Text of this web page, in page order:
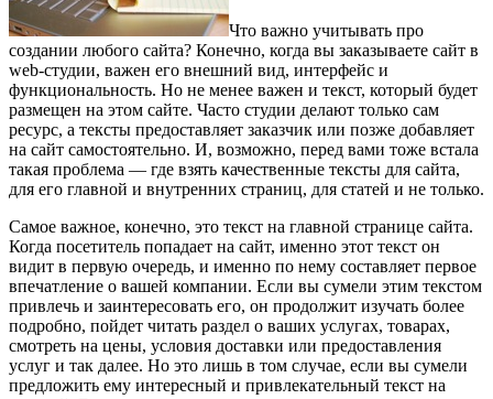
Что важно учитывать про
создании любого сайта? Конечно, когда вы заказываете сайт в
web-студии, важен его внешний вид, интерфейс и
функциональность. Но не менее важен и текст, который будет
размещен на этом сайте. Часто студии делают только сам
ресурс, а тексты предоставляет заказчик или позже добавляет
на сайт самостоятельно. И, возможно, перед вами тоже встала
такая проблема — где взять качественные тексты для сайта,
для его главной и внутренних страниц, для статей и не только.
Самое важное, конечно, это текст на главной странице сайта.
Когда посетитель попадает на сайт, именно этот текст он
видит в первую очередь, и именно по нему составляет первое
впечатление о вашей компании. Если вы сумели этим текстом
привлечь и заинтересовать его, он продолжит изучать более
подробно, пойдет читать раздел о ваших услугах, товарах,
смотреть на цены, условия доставки или предоставления
услуг и так далее. Но это лишь в том случае, если вы сумели
предложить ему интересный и привлекательный текст на